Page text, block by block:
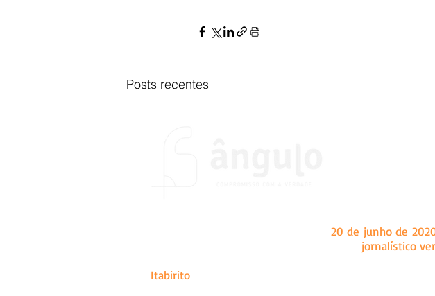
Posts recentes
O portal Ângulo foi fundado no dia20 de junho de
jornalístico
Itabirito